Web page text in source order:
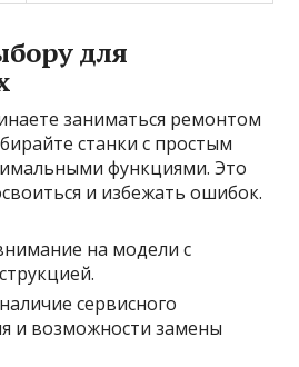
для
заниматься ремонтом
станки с простым
функциями. Это
и избежать ошибок.
на модели с
сервисного
и возможности замены